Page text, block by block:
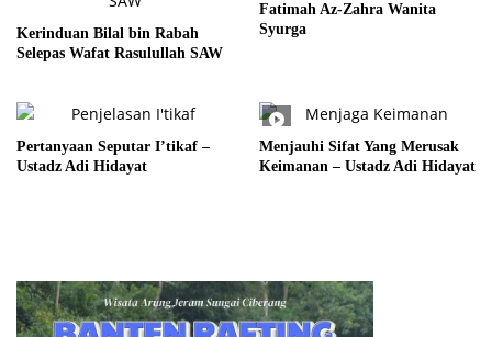
Kerinduan Bilal bin Rabah
Selepas Wafat Rasulullah SAW
Fatimah Az-Zahra Wanita
Syurga
Pertanyaan Seputar I’tikaf –
Ustadz Adi Hidayat
Menjauhi Sifat Yang Merusak
Keimanan – Ustadz Adi Hidayat